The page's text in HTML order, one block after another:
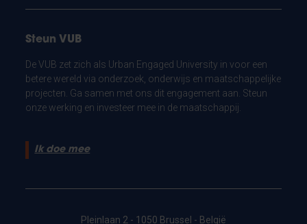
Steun VUB
De VUB zet zich als Urban Engaged University in voor een
betere wereld via onderzoek, onderwijs en maatschappelijke
projecten. Ga samen met ons dit engagement aan. Steun
onze werking en investeer mee in de maatschappij.
Ik doe mee
Pleinlaan 2 - 1050 Brussel - België